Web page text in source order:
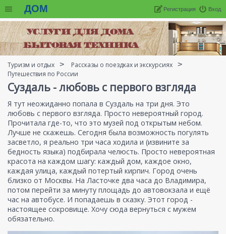
ДОМ Вход
Регистрация
Туризм и отдых
Рассказы о поездках и экскурсиях
Путешествия по России
Суздаль - любовь с первого взгляда
Я тут неожиданно попала в Суздаль на три дня. Это
любовь с первого взгляда. Просто невероятный город.
Прочитала где-то, что это музей под открытым небом.
Лучше не скажешь. Сегодня была возможность погулять
засветло, я реально три часа ходила и (извините за
бедность языка) подбирала челюсть. Просто невероятная
красота на каждом шагу: каждый дом, каждое окно,
каждая улица, каждый потертый кирпич. Город очень
близко от Москвы. На Ласточке два часа до Владимира,
потом перейти за минуту площадь до автовокзала и ещё
час на автобусе. И попадаешь в сказку. Этот город -
настоящее сокровище. Хочу сюда вернуться с мужем
обязательно.